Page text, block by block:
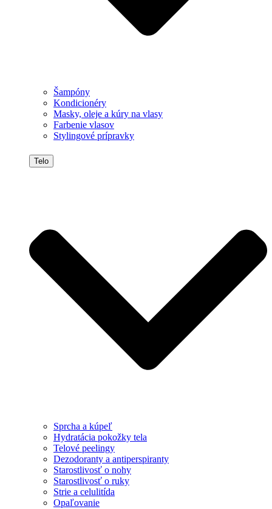
Šampóny
Kondicionéry
Masky, oleje a kúry na vlasy
Farbenie vlasov
Stylingové prípravky
Telo
Sprcha a kúpeľ
Hydratácia pokožky tela
Telové peelingy
Dezodoranty a antiperspiranty
Starostlivosť o nohy
Starostlivosť o ruky
Strie a celulitída
Opaľovanie